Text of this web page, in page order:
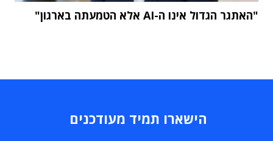
"האתגר הגדול אינו ה-AI אלא הטמעתה בארגון"
הישארו תמיד מעודכנים